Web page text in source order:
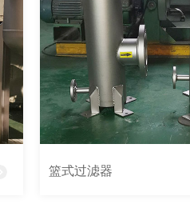
篮式过滤器